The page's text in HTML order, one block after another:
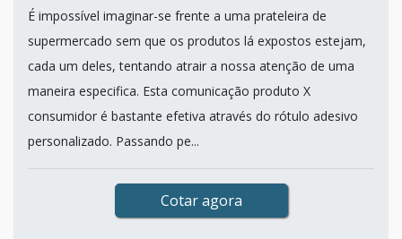
É impossível imaginar-se frente a uma prateleira de
supermercado sem que os produtos lá expostos estejam,
cada um deles, tentando atrair a nossa atenção de uma
maneira especifica. Esta comunicação produto X
consumidor é bastante efetiva através do rótulo adesivo
personalizado. Passando pe...
Cotar agora